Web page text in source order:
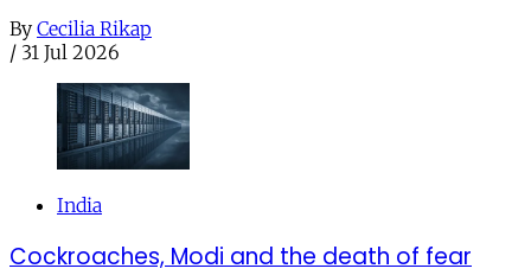
By Cecilia Rikap
/ 31 Jul 2026
India
Cockroaches, Modi and the death of fear